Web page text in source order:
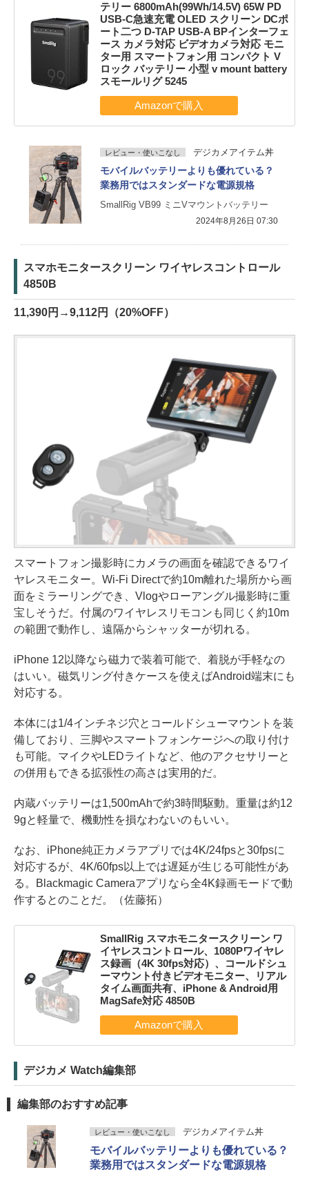
テリー 6800mAh(99Wh/14.5V) 65W PD
USB-C急速充電 OLED スクリーン DCポ
ート二つ D-TAP USB-A BPインターフェ
ース カメラ対応 ビデオカメラ対応 モニ
ター用 スマートフォン用 コンパクト V
ロック バッテリー 小型 v mount battery
スモールリグ 5245
レビュー・使いこなし デジカメアイテム丼
モバイルバッテリーよりも優れている？
業務用ではスタンダードな電源規格
SmallRig VB99 ミニVマウントバッテリー
2024年8月26日 07:30
スマホモニタースクリーン ワイヤレスコントロール
4850B
11,390円→9,112円（20%OFF）
スマートフォン撮影時にカメラの画面を確認できるワイ
ヤレスモニター。Wi-Fi Directで約10m離れた場所から画
面をミラーリングでき、Vlogやローアングル撮影時に重
宝しそうだ。付属のワイヤレスリモコンも同じく約10m
の範囲で動作し、遠隔からシャッターが切れる。
iPhone 12以降なら磁力で装着可能で、着脱が手軽なの
はいい。磁気リング付きケースを使えばAndroid端末にも
対応する。
本体には1/4インチネジ穴とコールドシューマウントを装
備しており、三脚やスマートフォンケージへの取り付け
も可能。マイクやLEDライトなど、他のアクセサリーと
の併用もできる拡張性の高さは実用的だ。
内蔵バッテリーは1,500mAhで約3時間駆動。重量は約12
9gと軽量で、機動性を損なわないのもいい。
なお、iPhone純正カメラアプリでは4K/24fpsと30fpsに
対応するが、4K/60fps以上では遅延が生じる可能性があ
る。Blackmagic Cameraアプリなら全4K録画モードで動
作するとのことだ。（佐藤拓）
SmallRig スマホモニタースクリーン ワ
イヤレスコントロール、1080Pワイヤレ
ス録画（4K 30fps対応）、コールドシュ
ーマウント付きビデオモニター、リアル
タイム画面共有、iPhone & Android用
MagSafe対応 4850B
デジカメ Watch編集部
編集部のおすすめ記事
レビュー・使いこなし デジカメアイテム丼
モバイルバッテリーよりも優れている？
業務用ではスタンダードな電源規格